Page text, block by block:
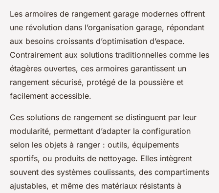
Les armoires de rangement garage modernes offrent
une révolution dans l’organisation garage, répondant
aux besoins croissants d’optimisation d’espace.
Contrairement aux solutions traditionnelles comme les
étagères ouvertes, ces armoires garantissent un
rangement sécurisé, protégé de la poussière et
facilement accessible.
Ces solutions de rangement se distinguent par leur
modularité, permettant d’adapter la configuration
selon les objets à ranger : outils, équipements
sportifs, ou produits de nettoyage. Elles intègrent
souvent des systèmes coulissants, des compartiments
ajustables, et même des matériaux résistants à